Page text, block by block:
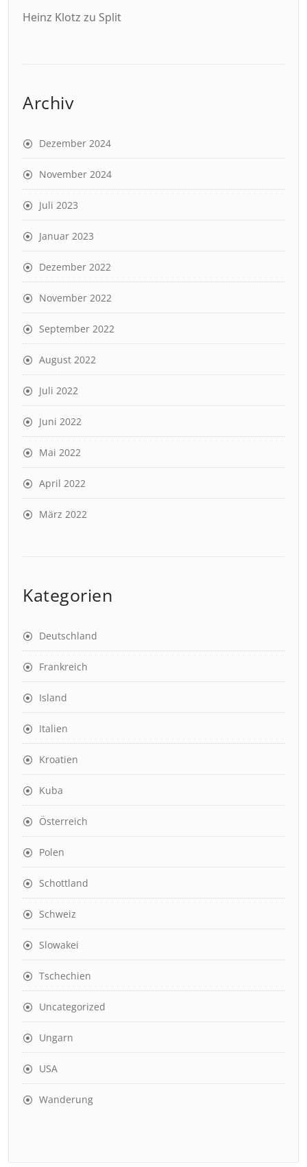
Heinz Klotz zu Split
Archiv
Dezember 2024
November 2024
Juli 2023
Januar 2023
Dezember 2022
November 2022
September 2022
August 2022
Juli 2022
Juni 2022
Mai 2022
April 2022
März 2022
Kategorien
Deutschland
Frankreich
Island
Italien
Kroatien
Kuba
Österreich
Polen
Schottland
Schweiz
Slowakei
Tschechien
Uncategorized
Ungarn
USA
Wanderung